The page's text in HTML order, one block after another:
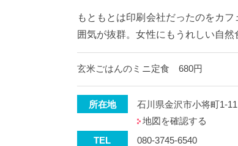
もともとは印刷会社だったのをカ
囲気が抜群。女性にもうれしい自然
玄米ごはんのミニ定食 680円
所在地
石川県金沢市小将町1-11
地図を確認する
TEL
080-3745-6540